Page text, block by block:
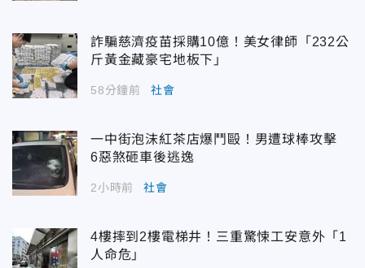
詐騙慈濟疫苗採購10億！美女律師「232公
斤黃金藏豪宅地板下」
58分鐘前 社會
一中街泡沫紅茶店爆鬥毆！男遭球棒攻擊
6惡煞砸車後逃逸
2小時前 社會
4樓摔到2樓電梯井！三重驚悚工安意外「1
人命危」